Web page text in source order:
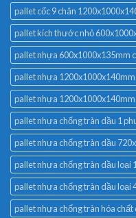
pallet cốc 9 chân
pallet kích thước nhỏ
pallet nhựa 600x1000x135mm
pallet nhựa 1200x1000x140mm
pallet nhựa 1200x1000x140mm
pallet nhựa chống tràn dầu 1
pallet nhựa chống tràn dầu
pallet nhựa chống tràn dầu loại
pallet nhựa chống tràn dầu loại
pallet nhựa chống tràn hóa